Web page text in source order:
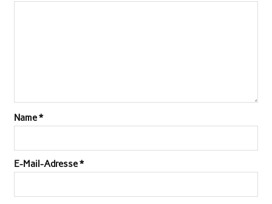
Name*
E-Mail-Adresse*